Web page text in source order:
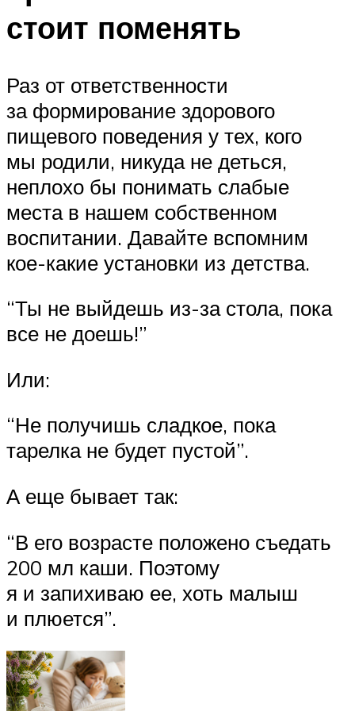
стоит поменять
Раз от ответственности
за формирование здорового
пищевого поведения у тех, кого
мы родили, никуда не деться,
неплохо бы понимать слабые
места в нашем собственном
воспитании. Давайте вспомним
кое-какие установки из детства.
“Ты не выйдешь из-за стола, пока
все не доешь!”
Или:
“Не получишь сладкое, пока
тарелка не будет пустой”.
А еще бывает так:
“В его возрасте положено съедать
200 мл каши. Поэтому
я и запихиваю ее, хоть малыш
и плюется”.